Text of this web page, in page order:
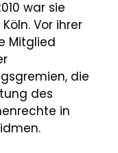
war sie
Vor ihrer
Mitglied
die
des
in